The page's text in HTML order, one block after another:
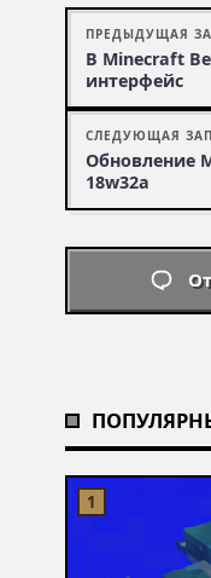
ПРЕДЫДУЩАЯ
В Minecraft
интерфейс
СЛЕДУЮЩАЯ
Обновление
18w32a